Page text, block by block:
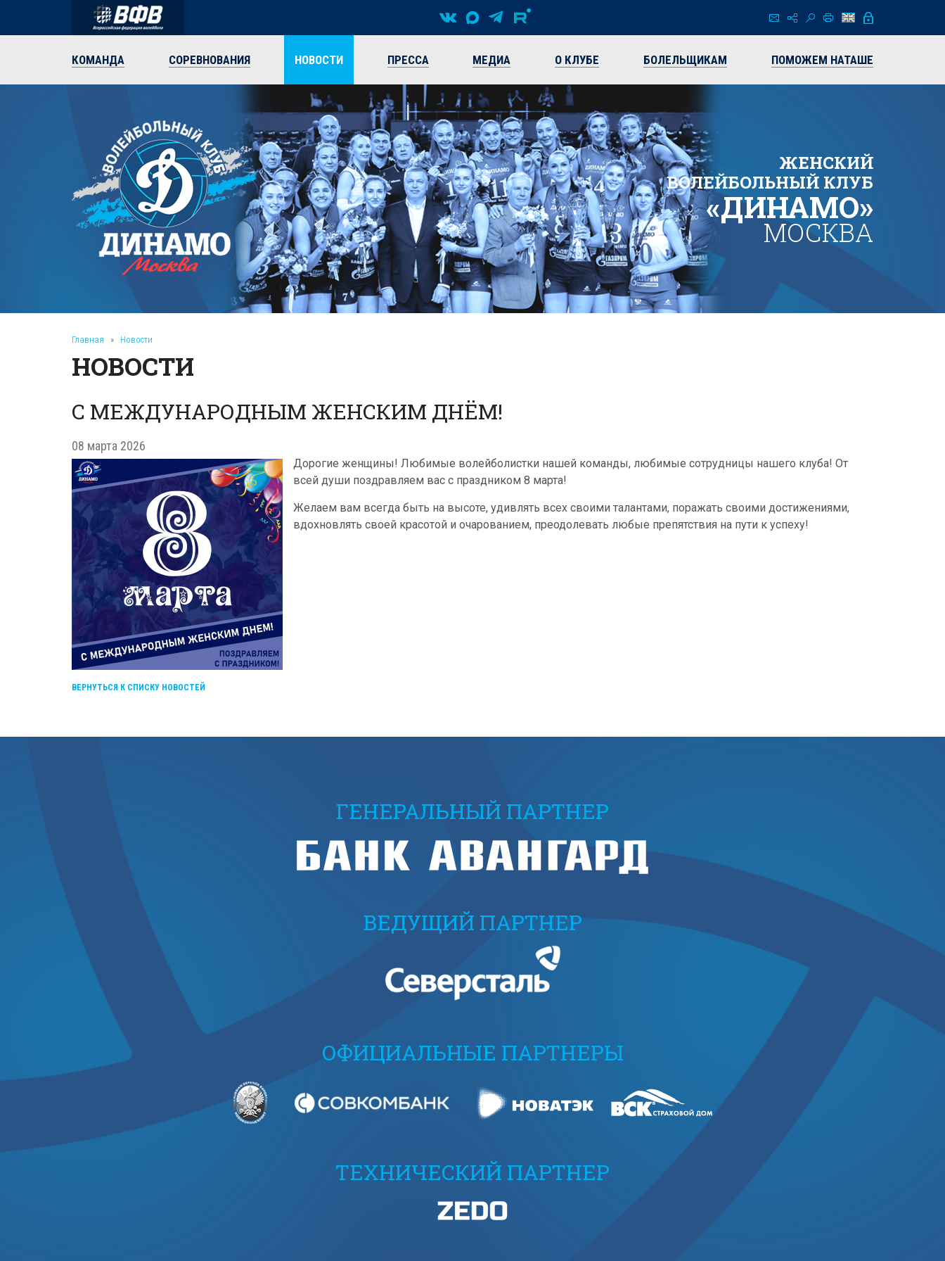
КОМАНДА СОРЕВНОВАНИЯ НОВОСТИ ПРЕССА МЕДИА О КЛУБЕ БОЛЕЛЬЩИКАМ ПОМОЖЕМ НАТАШЕ
ЖЕНСКИЙ
ВОЛЕЙБОЛЬНЫЙ КЛУБ
«ДИНАМО»
МОСКВА
Главная » Новости
НОВОСТИ
С МЕЖДУНАРОДНЫМ ЖЕНСКИМ ДНЁМ!
08 марта 2026
Дорогие женщины! Любимые волейболистки нашей команды, любимые сотрудницы нашего клуба! От
всей души поздравляем вас с праздником 8 марта!
Желаем вам всегда быть на высоте, удивлять всех своими талантами, поражать своими достижениями,
вдохновлять своей красотой и очарованием, преодолевать любые препятствия на пути к успеху!
ВЕРНУТЬСЯ К СПИСКУ НОВОСТЕЙ
ГЕНЕРАЛЬНЫЙ ПАРТНЕР
ВЕДУЩИЙ ПАРТНЕР
ОФИЦИАЛЬНЫЕ ПАРТНЕРЫ
ТЕХНИЧЕСКИЙ ПАРТНЕР